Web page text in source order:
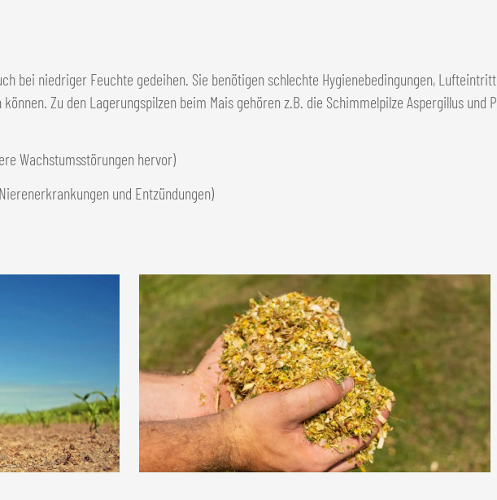
bei niedriger Feuchte gedeihen. Sie benötigen schlechte Hygienebedingungen,
Zu den Lagerungspilzen beim Mais gehören z.B. die Schimmelpilze Aspergillus
Wachstumsstörungen hervor)
und Entzündungen)